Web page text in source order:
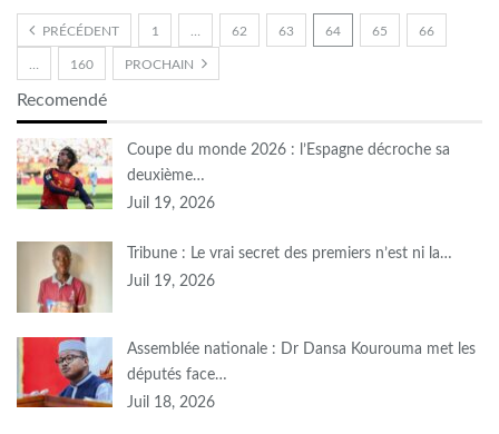
PRÉCÉDENT 1 62 63 64 65 66
160 PROCHAIN
Recomendé
Coupe du monde 2026 : l’Espagne décroche sa
deuxième…
Juil 19, 2026
Tribune : Le vrai secret des premiers n’est ni la…
Juil 19, 2026
Assemblée nationale : Dr Dansa Kourouma met les
députés face…
Juil 18, 2026